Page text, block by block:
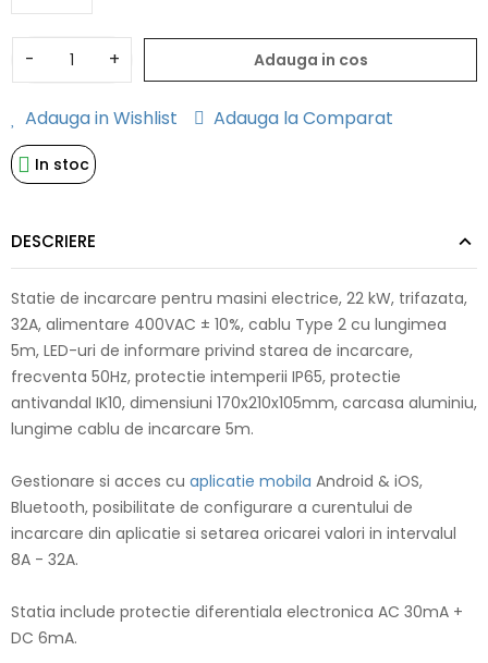
- + Adauga in cos
Adauga in Wishlist Adauga la Comparat
In stoc
DESCRIERE
Statie de incarcare pentru masini electrice, 22 kW, trifazata,
32A, alimentare 400VAC ± 10%, cablu Type 2 cu lungimea
5m, LED-uri de informare privind starea de incarcare,
frecventa 50Hz, protectie intemperii IP65, protectie
antivandal IK10, dimensiuni 170x210x105mm, carcasa aluminiu,
lungime cablu de incarcare 5m.
Gestionare si acces cu aplicatie mobila Android & iOS,
Bluetooth, posibilitate de configurare a curentului de
incarcare din aplicatie si setarea oricarei valori in intervalul
8A - 32A.
Statia include protectie diferentiala electronica AC 30mA +
DC 6mA.